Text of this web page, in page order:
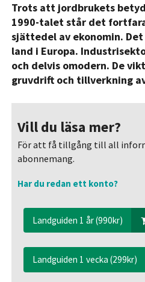
Trots att jordbrukets
1990-talet står det
sjättedel av ekonomin.
land i Europa.
och delvis omodern. De
gruvdrift och tillverkning
Vill du läsa mer?
För att få tillgång till all
abonnemang.
Har du redan ett konto?
Landguiden 1 år (990kr)
Landguiden 1 vecka (299kr)